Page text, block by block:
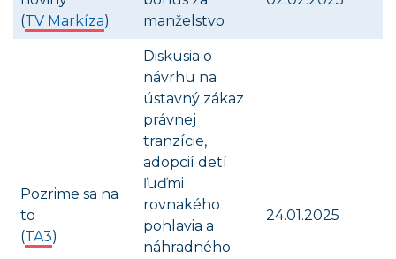
(TV Markíza)
manželstvo
Pozrime sa na
to
(TA3)
Diskusia o
návrhu na
ústavný zákaz
právnej
tranzície,
adopcií detí
ľuďmi
rovnakého
pohlavia a
náhradného
24.01.2025